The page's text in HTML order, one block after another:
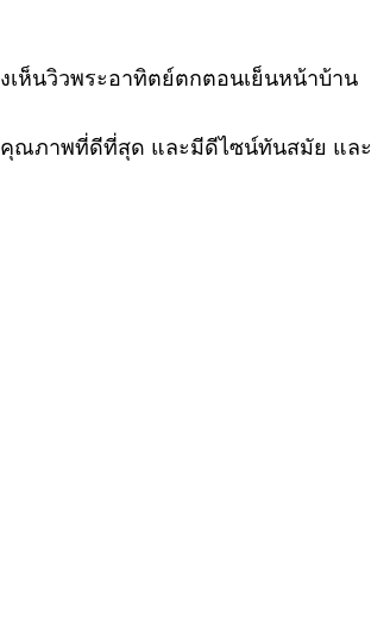
เห็นวิวพระอาทิตย์ตกตอนเย็นหน้าบ้าน
มีคุณภาพที่ดีที่สุด และมีดีไซน์ทันสมัย และ